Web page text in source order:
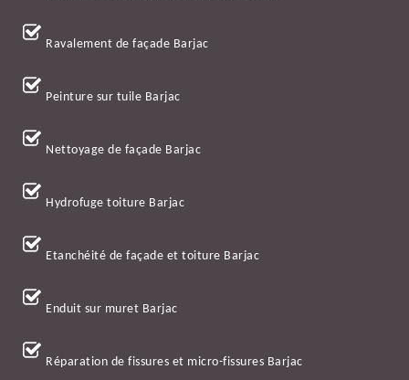
Ravalement de façade Barjac
Peinture sur tuile Barjac
Nettoyage de façade Barjac
Hydrofuge toiture Barjac
Etanchéité de façade et toiture Barjac
Enduit sur muret Barjac
Réparation de fissures et micro-fissures Barjac